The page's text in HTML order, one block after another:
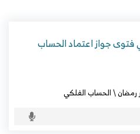
جواز اعتماد الحساب
\الحساب الفلكي